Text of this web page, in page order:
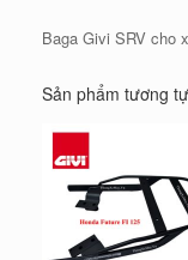
Baga Givi SRV cho
Sản phẩm tương tự